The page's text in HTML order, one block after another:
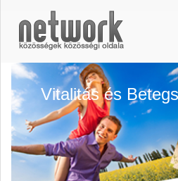
Vitalitás és